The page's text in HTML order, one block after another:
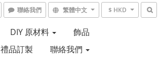
聯絡我們 繁體中文 $ HKD
DIY 原材料
飾品
禮品訂製 聯絡我們